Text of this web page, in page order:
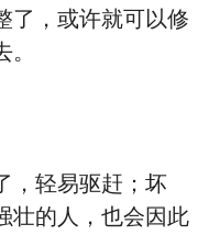
了，或许就可以修
轻易驱赶；坏
壮的人，也会因此